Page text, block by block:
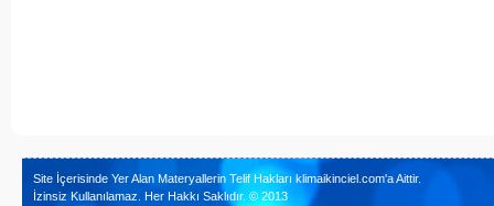
Site İçerisinde Yer Alan Materyallerin Telif Hakları klimaikinciel.com'a Aittir.
İzinsiz Kullanılamaz. Her Hakkı Saklıdır. © 2013